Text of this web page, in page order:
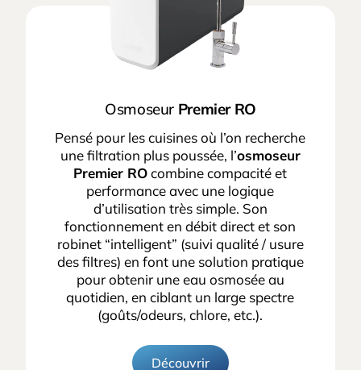
Osmoseur Premier RO
Pensé pour les cuisines où l’on recherche
une filtration plus poussée, l’osmoseur
Premier ROcombine compacité et
performance avec une logique
d’utilisation très simple. Son
fonctionnement en débit direct et son
robinet “intelligent” (suivi qualité / usure
des filtres) en font une solution pratique
pour obtenir une eau osmosée au
quotidien, en ciblant un large spectre
(goûts/odeurs, chlore, etc.).
Découvrir